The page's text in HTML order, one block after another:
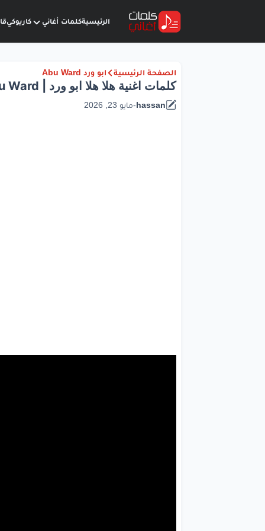
الرئيسيةكلمات أغاني كاريوكي
الصفحة الرئيسية ابو ورد Abu Ward
كلمات اغنية هلا هلا ابو ورد | Abu Ward
hassan
-مايو 23, 2026